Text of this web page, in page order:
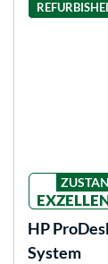
HP
System